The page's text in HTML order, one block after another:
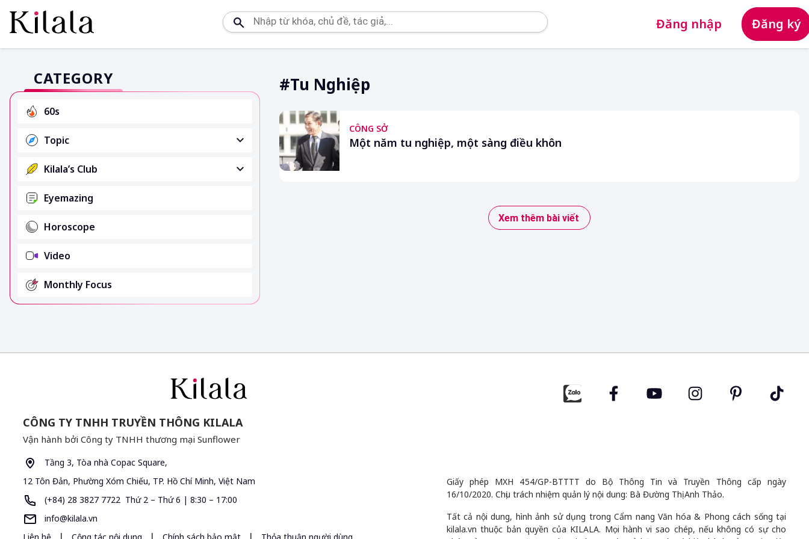
Đăng nhập Đăng ký
CATEGORY
60s
Topic
Kilala’s Club
Eyemazing
Horoscope
Video
Monthly Focus
#tu Nghiệp
CÔNG SỞ
Một năm tu nghiệp, một sàng điều khôn
Xem thêm bài viết
CÔNG TY TNHH TRUYỀN THÔNG KILALA
Vận hành bởi Công ty TNHH thương mại Sunflower
Tầng 3, Tòa nhà Copac Square,
12 Tôn Đản, Phường Xóm Chiếu, TP. Hồ Chí Minh, Việt Nam
(+84) 28 3827 7722 Thứ 2 – Thứ 6 | 8:30 – 17:00
info@kilala.vn
| | |
Giấy phép MXH 454/GP-BTTTT do Bộ Thông Tin và Truyền Thông cấp ngày
16/10/2020. Chịu trách nhiệm quản lý nội dung: Bà Đường Thị Anh Thảo.
Tất cả nội dung, hình ảnh sử dụng trong Cẩm nang Văn hóa & Phong cách sống tại
kilala.vn thuộc bản quyền của KILALA. Mọi hành vi sao chép, nếu không có sự cho